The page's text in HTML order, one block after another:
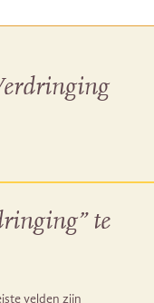
te
velden zijn